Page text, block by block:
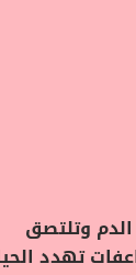
وتلتصق
تهدد